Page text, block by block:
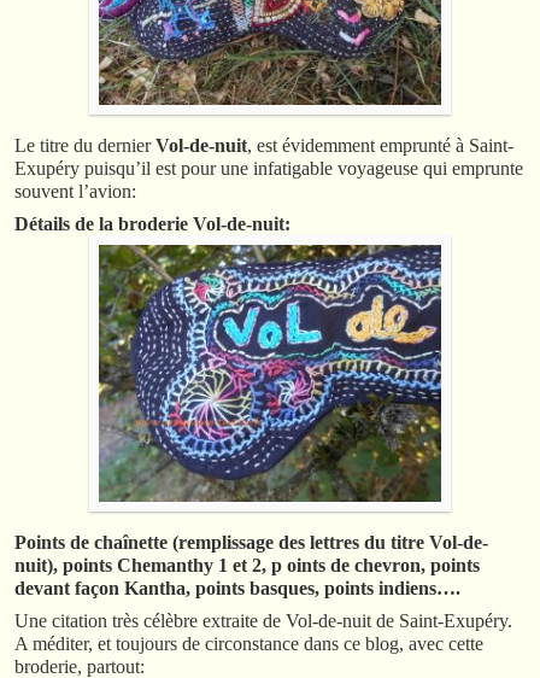
Le titre du dernierVol-de-nuit, est évidemment emprunté à Saint-
Exupéry puisqu’il est pour une infatigable voyageuse qui emprunte
souvent l’avion:
Détails de la broderie Vol-de-nuit:
Points de chaînette (remplissage des lettres du titre Vol-de-
nuit), points Chemanthy 1 et 2, p oints de chevron, points
devant façon Kantha, points basques, points indiens….
Une citation très célèbre extraite de Vol-de-nuit de Saint-Exupéry.
A méditer, et toujours de circonstance dans ce blog, avec cette
broderie, partout: